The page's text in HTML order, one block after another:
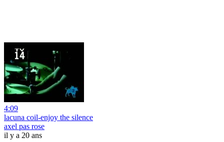
4:09
lacuna coil-enjoy the silence
axel pas rose
il y a 20 ans